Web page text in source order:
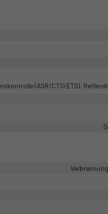
(ASR/CTS/ETS),